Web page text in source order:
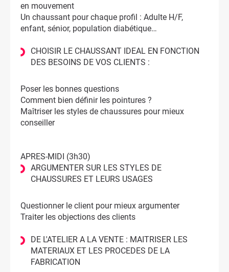
en mouvement
Un chaussant pour chaque profil : Adulte H/F,
enfant, sénior, population diabétique…
CHOISIR LE CHAUSSANT IDEAL EN FONCTION
DES BESOINS DE VOS CLIENTS :
Poser les bonnes questions
Comment bien définir les pointures ?
Maîtriser les styles de chaussures pour mieux
conseiller
APRES-MIDI (3h30)
ARGUMENTER SUR LES STYLES DE
CHAUSSURES ET LEURS USAGES
Questionner le client pour mieux argumenter
Traiter les objections des clients
DE L'ATELIER A LA VENTE : MAITRISER LES
MATERIAUX ET LES PROCEDES DE LA
FABRICATION